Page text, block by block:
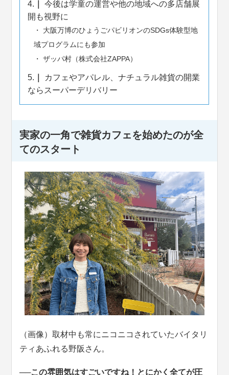
4.
今後は学童の運営や他の地域への多店舗展
開も視野に
大阪万博のひょうごパビリオンのSDGs体験型地
域プログラムにも参加
ザッパ村（株式会社ZAPPA）
5.
カフェやアパレル、ナチュラル雑貨の開業
ならスーパーデリバリー
実家の一角で雑貨カフェを始めたのが全
てのスタート
（画像）取材中も常にニコニコされていたバイタリ
ティあふれる野阪さん。
──この雰囲気はすごいですね！とにかく全てが圧